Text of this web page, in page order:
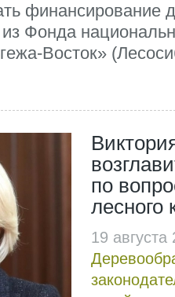
финансирование
Фонда
Восток»
по
лесного
19